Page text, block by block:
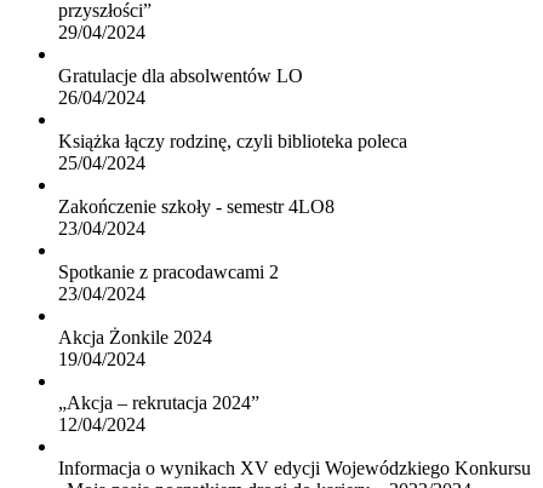
przyszłości”
29/04/2024
Gratulacje dla absolwentów LO
26/04/2024
Książka łączy rodzinę, czyli biblioteka poleca
25/04/2024
Zakończenie szkoły - semestr 4LO8
23/04/2024
Spotkanie z pracodawcami 2
23/04/2024
Akcja Żonkile 2024
19/04/2024
„Akcja – rekrutacja 2024”
12/04/2024
Informacja o wynikach XV edycji Wojewódzkiego Konkursu